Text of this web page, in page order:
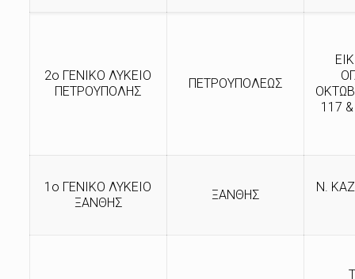
2ο ΓΕΝΙΚΟ ΛΥΚΕΙΟ
ΠΕΤΡΟΥΠΟΛΗΣ
ΠΕΤΡΟΥΠΟΛΕΩΣ
117
1ο ΓΕΝΙΚΟ ΛΥΚΕΙΟ
ΞΑΝΘΗΣ
ΞΑΝΘΗΣ
Ν.